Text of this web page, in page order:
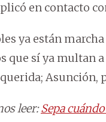
en contacto
ya están
que sí ya multan
Asunción,
leer:Sepa